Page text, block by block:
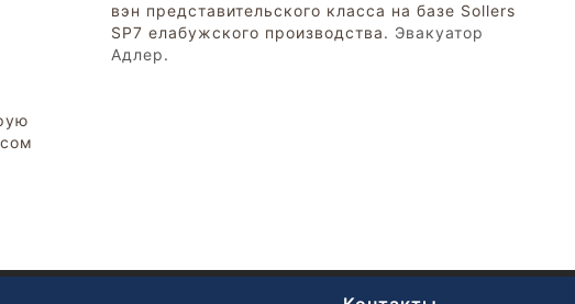
вэн представительского класса на базе Sollers
SP7 елабужского производства. Эвакуатор
Адлер.